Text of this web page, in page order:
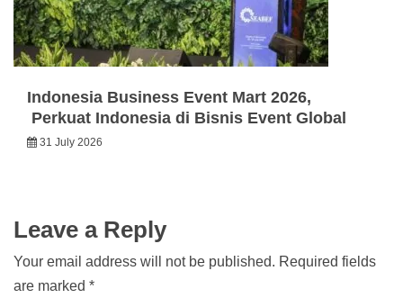
Indonesia Business Event Mart 2026,
Perkuat Indonesia di Bisnis Event Global
31 July 2026
Leave a Reply
Your email address will not be published. Required fields
are marked *